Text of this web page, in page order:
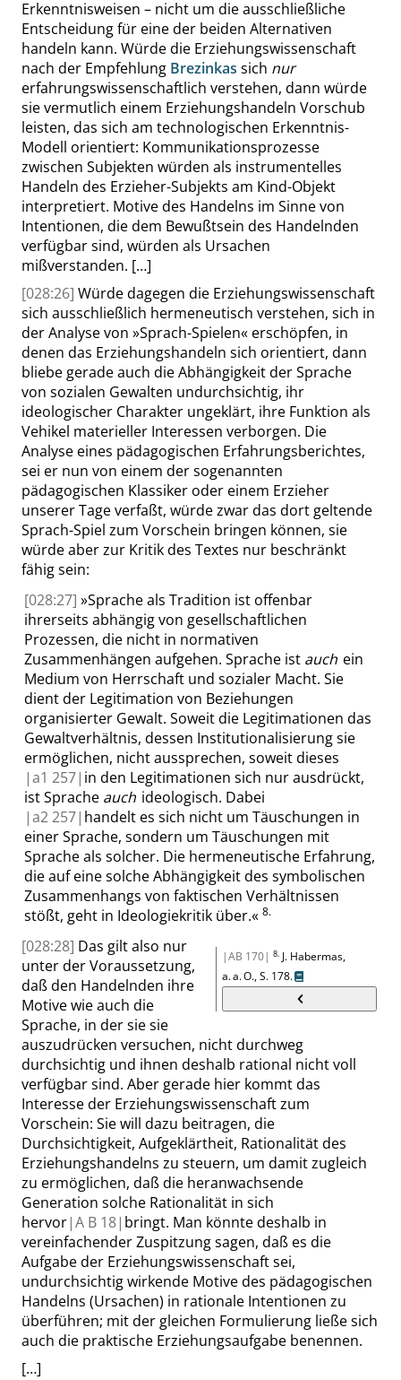
Erkenntnisweisen – nicht um die ausschließliche
Entscheidung für eine der beiden Alternativen
handeln kann. Würde die Erziehungswissenschaft
nach der Empfehlung Brezinkas sich nur
erfahrungswissenschaftlich verstehen, dann würde
sie vermutlich einem Erziehungshandeln Vorschub
leisten, das sich am technologischen Erkenntnis-
Modell orientiert: Kommunikationsprozesse
zwischen Subjekten würden als instrumentelles
Handeln des Erzieher-Subjekts am Kind-Objekt
interpretiert. Motive des Handelns im Sinne von
Intentionen, die dem Bewußtsein des Handelnden
verfügbar sind, würden als Ursachen
mißverstanden. […]
[028:26] Würde dagegen die Erziehungswissenschaft
sich ausschließlich hermeneutisch verstehen, sich in
der Analyse von »Sprach-Spielen« erschöpfen, in
denen das Erziehungshandeln sich orientiert, dann
bliebe gerade auch die Abhängigkeit der Sprache
von sozialen Gewalten undurchsichtig, ihr
ideologischer Charakter ungeklärt, ihre Funktion als
Vehikel materieller Interessen verborgen. Die
Analyse eines pädagogischen Erfahrungsberichtes,
sei er nun von einem der sogenannten
pädagogischen Klassiker oder einem Erzieher
unserer Tage verfaßt, würde zwar das dort geltende
Sprach-Spiel zum Vorschein bringen können, sie
würde aber zur Kritik des Textes nur beschränkt
fähig sein:
[028:27] »Sprache als Tradition ist offenbar
ihrerseits abhängig von gesellschaftlichen
Prozessen, die nicht in normativen
Zusammenhängen aufgehen. Sprache ist auch ein
Medium von Herrschaft und sozialer Macht. Sie
dient der Legitimation von Beziehungen
organisierter Gewalt. Soweit die Legitimationen das
Gewaltverhältnis, dessen Institutionalisierung sie
ermöglichen, nicht aussprechen, soweit dieses
|a1 257| in den Legitimationen sich nur ausdrückt,
ist Sprache auch ideologisch. Dabei
|a2257| handelt es sich nicht um Täuschungen in
einer Sprache, sondern um Täuschungen mit
Sprache als solcher. Die hermeneutische Erfahrung,
die auf eine solche Abhängigkeit des symbolischen
Zusammenhangs von faktischen Verhältnissen
stößt, geht in Ideologiekritik über.« 8.
|AB 170| 8. J. Habermas,
a. a. O.,S. 178.
[028:28] Das gilt also nur
unter der Voraussetzung,
daß den Handelnden ihre
Motive wie auch die
Sprache, in der sie sie
auszudrücken versuchen, nicht durchweg
durchsichtig und ihnen deshalb rational nicht voll
verfügbar sind. Aber gerade hier kommt das
Interesse der Erziehungswissenschaft zum
Vorschein: Sie will dazu beitragen, die
Durchsichtigkeit, Aufgeklärtheit, Rationalität des
Erziehungshandelns zu steuern, um damit zugleich
zu ermöglichen, daß die heranwachsende
Generation solche Rationalität in sich
hervor|A B 18| bringt. Man könnte deshalb in
vereinfachender Zuspitzung sagen, daß es die
Aufgabe der Erziehungswissenschaft sei,
undurchsichtig wirkende Motive des pädagogischen
Handelns (Ursachen) in rationale Intentionen zu
überführen; mit der gleichen Formulierung ließe sich
auch die praktische Erziehungsaufgabe benennen.
[…]